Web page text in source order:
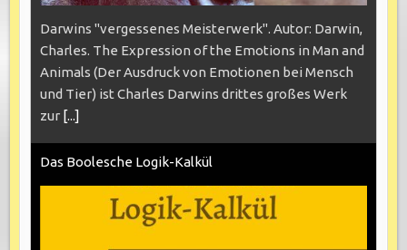
Darwins "vergessenes Meisterwerk". Autor: Darwin,
Charles. The Expression of the Emotions in Man and
Animals (Der Ausdruck von Emotionen bei Mensch
und Tier) ist Charles Darwins drittes großes Werk
zur [...]
Das Boolesche Logik-Kalkül